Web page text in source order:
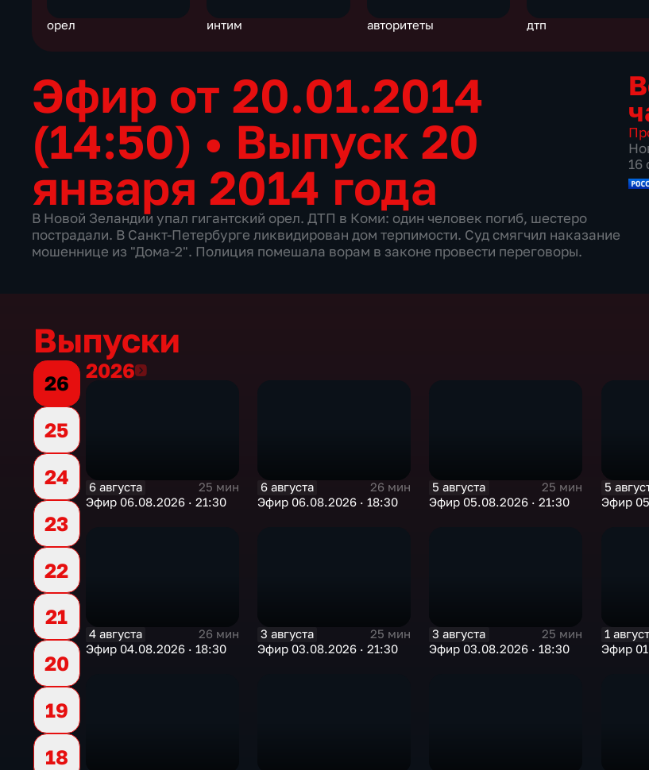
орел интим авторитеты дтп
Эфир от 20.01.2014
(14:50) • Выпуск 20
января 2014 года
В Новой Зеландии упал гигантский орел. ДТП в Коми: один человек погиб, шестеро
пострадали. В Санкт-Петербурге ликвидирован дом терпимости. Суд смягчил наказание
мошеннице из "Дома-2". Полиция помешала ворам в законе провести переговоры.
16
Выпуски
26
25
24
23
22
21
20
19
18
20262026
6 августа
25 мин
Эфир 06.08.2026 · 21:30
6 августа
26 мин
Эфир 06.08.2026 · 18:30
5 августа
25 мин
Эфир 05.08.2026 · 21:30
5
Эфир
4 августа
26 мин
Эфир 04.08.2026 · 18:30
3 августа
25 мин
Эфир 03.08.2026 · 21:30
3 августа
25 мин
Эфир 03.08.2026 · 18:30
1
Эфир